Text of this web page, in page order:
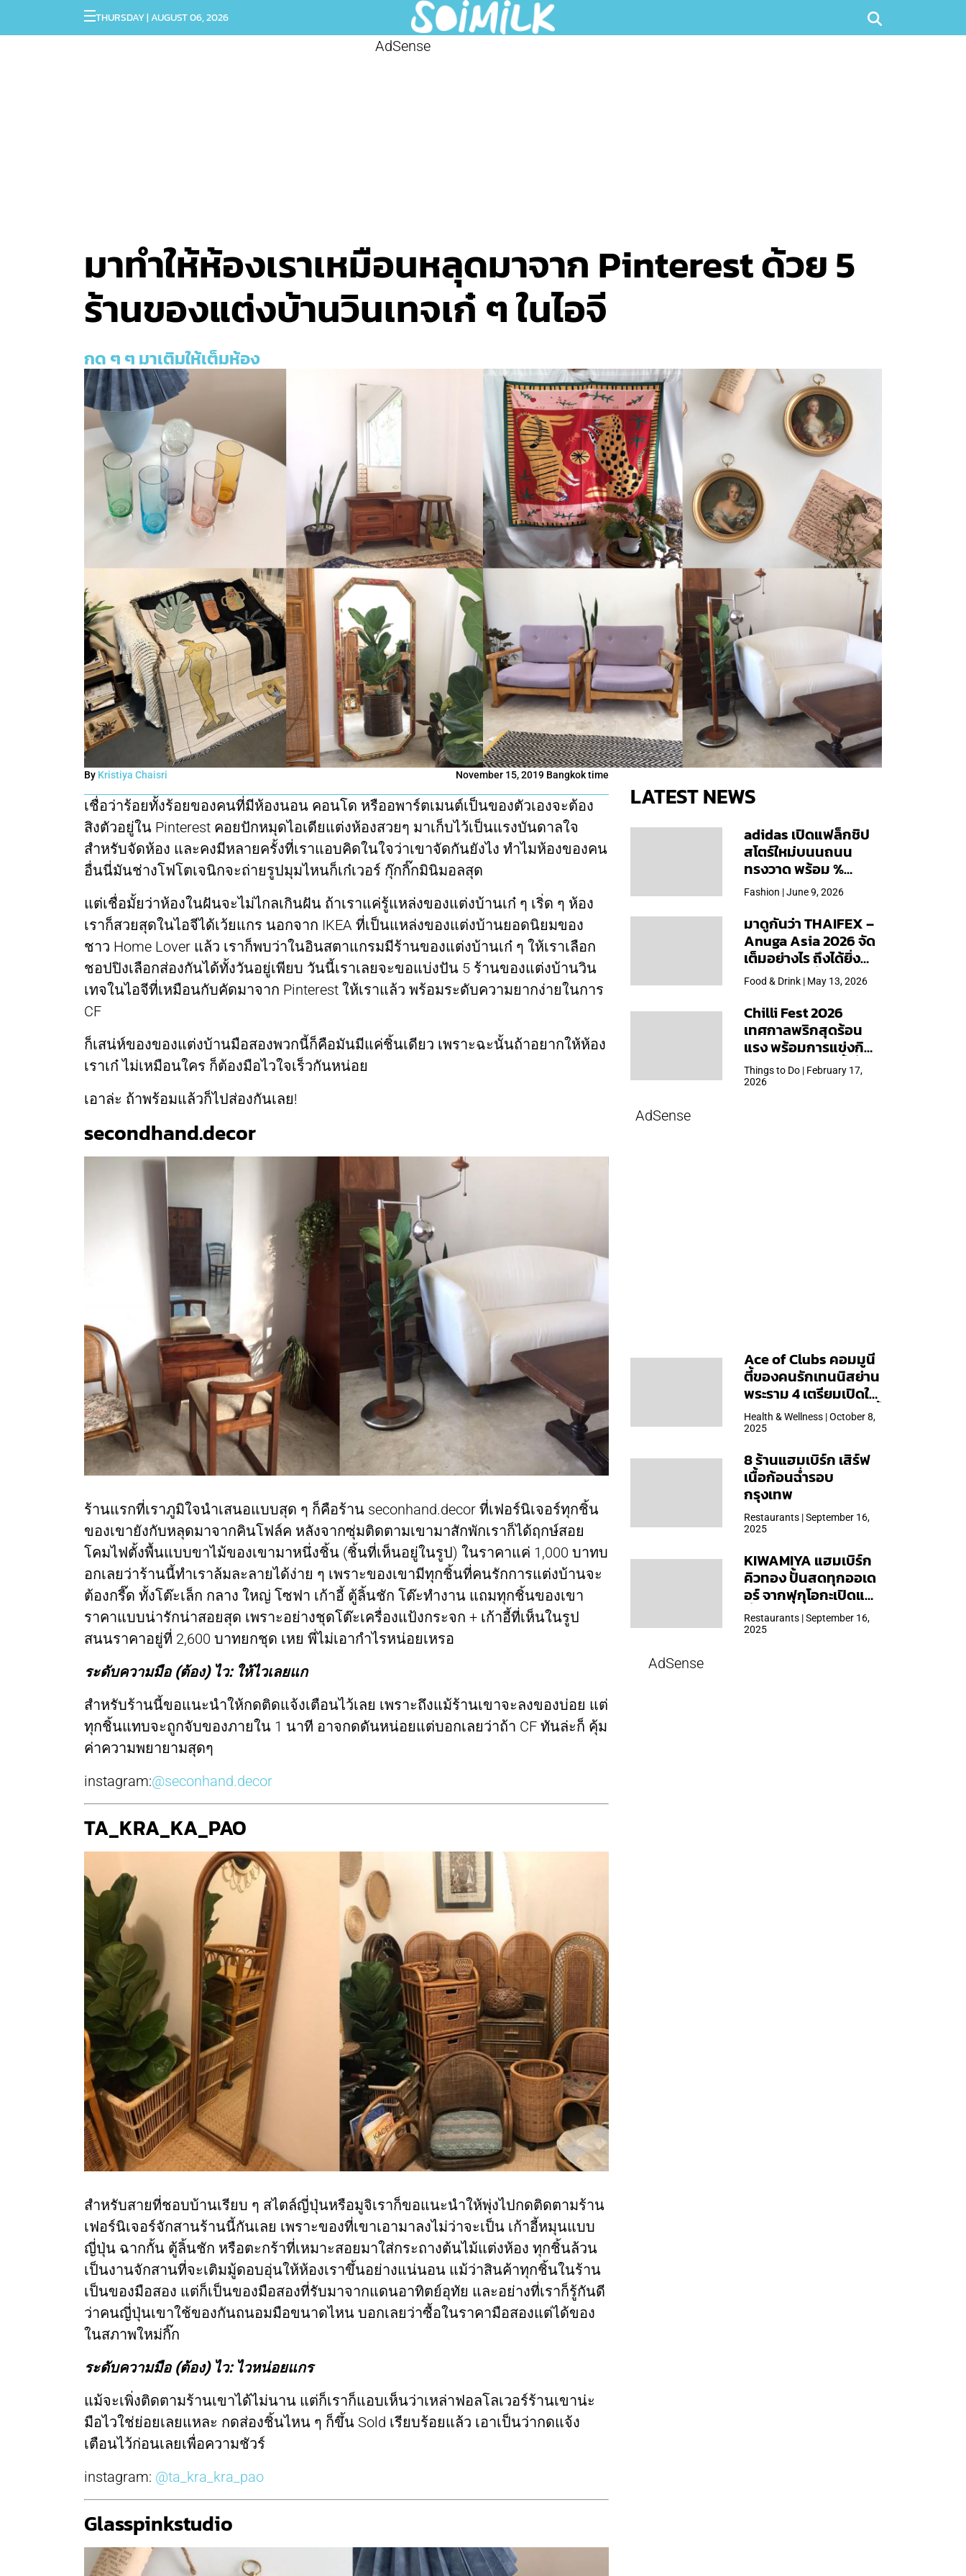
THURSDAY | AUGUST 06, 2026
AdSense
มาทำให้ห้องเราเหมือนหลุดมาจาก Pinterest ด้วย 5
ร้านของแต่งบ้านวินเทจเก๋ ๆ ในไอจี
กด ๆ ๆ มาเติมให้เต็มห้อง
By Kristiya Chaisri November 15, 2019 Bangkok time
เชื่อว่าร้อยทั้งร้อยของคนที่มีห้องนอน คอนโด หรืออพาร์ตเมนต์เป็นของตัวเองจะต้อง
สิงตัวอยู่ใน Pinterest คอยปักหมุดไอเดียแต่งห้องสวยๆ มาเก็บไว้เป็นแรงบันดาลใจ
สำหรับจัดห้อง และคงมีหลายครั้งที่เราแอบคิดในใจว่าเขาจัดกันยังไง ทำไมห้องของคน
อื่นนี่มันช่างโฟโตเจนิกจะถ่ายรูปมุมไหนก็เก๋เวอร์ กุ๊กกิ๊กมินิมอลสุด
แต่เชื่อมั้ยว่าห้องในฝันจะไม่ไกลเกินฝัน ถ้าเราแค่รู้แหล่งของแต่งบ้านเก๋ ๆ เริ่ด ๆ ห้อง
เราก็สวยสุดในไอจีได้เว้ยแกร นอกจาก IKEA ที่เป็นแหล่งของแต่งบ้านยอดนิยมของ
ชาว Home Lover แล้ว เราก็พบว่าในอินสตาแกรมมีร้านของแต่งบ้านเก๋ ๆ ให้เราเลือก
ชอปปิงเลือกส่องกันได้ทั้งวันอยู่เพียบ วันนี้เราเลยจะขอแบ่งปัน 5 ร้านของแต่งบ้านวิน
เทจในไอจีที่เหมือนกับคัดมาจาก Pinterest ให้เราแล้ว พร้อมระดับความยากง่ายในการ
CF
ก็เสน่ห์ของของแต่งบ้านมือสองพวกนี้ก็คือมันมีแค่ชิ้นเดียว เพราะฉะนั้นถ้าอยากให้ห้อง
เราเก๋ ไม่เหมือนใคร ก็ต้องมือไวใจเร็วกันหน่อย
เอาล่ะ ถ้าพร้อมแล้วก็ไปส่องกันเลย!
secondhand.decor
ร้านแรกที่เราภูมิใจนำเสนอแบบสุด ๆ ก็คือร้าน seconhand.decor ที่เฟอร์นิเจอร์ทุกชิ้น
ของเขายังกับหลุดมาจากคินโฟล์ค หลังจากซุ่มติดตามเขามาสักพักเราก็ได้ฤกษ์สอย
โคมไฟตั้งพื้นแบบขาไม้ของเขามาหนึ่งชิ้น (ชิ้นที่เห็นอยู่ในรูป) ในราคาแค่ 1,000 บาทบ
อกเลยว่าร้านนี้ทำเราล้มละลายได้ง่าย ๆ เพราะของเขามีทุกชิ้นที่คนรักการแต่งบ้านจะ
ต้องกรี๊ด ทั้งโต๊ะเล็ก กลาง ใหญ่ โซฟา เก้าอี้ ตู้ลิ้นชัก โต๊ะทำงาน แถมทุกชิ้นของเขา
ราคาแบบน่ารักน่าสอยสุด เพราะอย่างชุดโต๊ะเครื่องแป้งกระจก + เก้าอี้ที่เห็นในรูป
สนนราคาอยู่ที่ 2,600 บาทยกชุด เหย พี่ไม่เอากำไรหน่อยเหรอ
ระดับความมือ (ต้อง) ไว: ให้ไวเลยแก
สำหรับร้านนี้ขอแนะนำให้กดติดแจ้งเตือนไว้เลย เพราะถึงแม้ร้านเขาจะลงของบ่อย แต่
ทุกชิ้นแทบจะถูกจับของภายใน 1 นาที อาจกดดันหน่อยแต่บอกเลยว่าถ้า CF ทันล่ะก็ คุ้ม
ค่าความพยายามสุดๆ
instagram:@seconhand.decor
TA_KRA_KA_PAO
สำหรับสายที่ชอบบ้านเรียบ ๆ สไตล์ญี่ปุ่นหรือมูจิเราก็ขอแนะนำให้พุ่งไปกดติดตามร้าน
เฟอร์นิเจอร์จักสานร้านนี้กันเลย เพราะของที่เขาเอามาลงไม่ว่าจะเป็น เก้าอี้หมุนแบบ
ญี่ปุ่น ฉากกั้น ตู้ลิ้นชัก หรือตะกร้าที่เหมาะสอยมาใส่กระถางต้นไม้แต่งห้อง ทุกชิ้นล้วน
เป็นงานจักสานที่จะเติมมู้ดอบอุ่นให้ห้องเราขึ้นอย่างแน่นอน แม้ว่าสินค้าทุกชิ้นในร้าน
เป็นของมือสอง แต่ก็เป็นของมือสองที่รับมาจากแดนอาทิตย์อุทัย และอย่างที่เราก็รู้กันดี
ว่าคนญี่ปุ่นเขาใช้ของกันถนอมมือขนาดไหน บอกเลยว่าซื้อในราคามือสองแต่ได้ของ
ในสภาพใหม่กิ๊ก
ระดับความมือ (ต้อง) ไว: ไวหน่อยแกร
แม้จะเพิ่งติดตามร้านเขาได้ไม่นาน แต่ก็เราก็แอบเห็นว่าเหล่าฟอลโลเวอร์ร้านเขาน่ะ
มือไวใช่ย่อยเลยแหละ กดส่องชิ้นไหน ๆ ก็ขึ้น Sold เรียบร้อยแล้ว เอาเป็นว่ากดแจ้ง
เตือนไว้ก่อนเลยเพื่อความชัวร์
instagram: @ta_kra_kra_pao
Glasspinkstudio
LATEST NEWS
adidas เปิดแฟล็กชิป
สโตร์ใหม่บนนถนน
ทรงวาด พร้อม %
Arabica และคอลเลก
ชันพิเศษเฉพาะสาขา
Fashion | June 9, 2026
มาดูกันว่า THAIFEX –
Anuga Asia 2026 จัด
เต็มอย่างไร ถึงได้ยิ่ง
ใหญ่สุดเท่าที่เคยจัดมา
Food & Drink | May 13, 2026
Chilli Fest 2026
เทศกาลพริกสุดร้อน
แรง พร้อมการแข่งกิน
พริก จัด 28 มี.ค.นี้ ที่โรง
แรมคิมป์ตัน มาลัยฯ
Things to Do | February 17,
2026
AdSense
Ace of Clubs คอมมูนี
ตี้ของคนรักเทนนิสย่าน
พระราม 4 เตรียมเปิดให้
บริการวันแรก 19 ต.ค. นี้
Health & Wellness | October 8,
2025
8 ร้านแฮมเบิร์ก เสิร์ฟ
เนื้อก้อนฉ่ำรอบ
กรุงเทพ
Restaurants | September 16,
2025
KIWAMIYA แฮมเบิร์ก
คิวทอง ปั้นสดทุกออเด
อร์ จากฟุกุโอกะเปิดแล้ว
ที่ Central Park
Restaurants | September 16,
2025
AdSense